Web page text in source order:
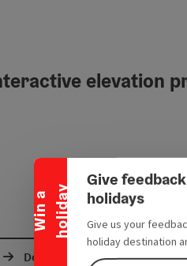
W
i
n
a
h
o
l
i
d
a y
Collapse banner
Give
holidays
Give us your
holiday destination
elevation
Download GPS data